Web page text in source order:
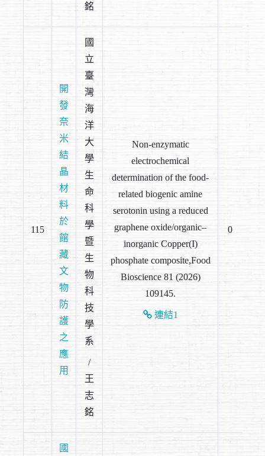
銘
115
開
發
奈
米
結
晶
材
料
於
館
藏
文
物
防
護
之
應
用
國
立
臺
灣
海
洋
大
學
生
命
科
學
暨
生
物
科
技
學
系
/
王
志
銘
Non-enzymatic
electrochemical
determination of the food-
related biogenic amine
serotonin using a reduced
graphene oxide/organic–
inorganic Copper(I)
phosphate composite,Food
Bioscience 81 (2026)
109145.
連結1
0
國